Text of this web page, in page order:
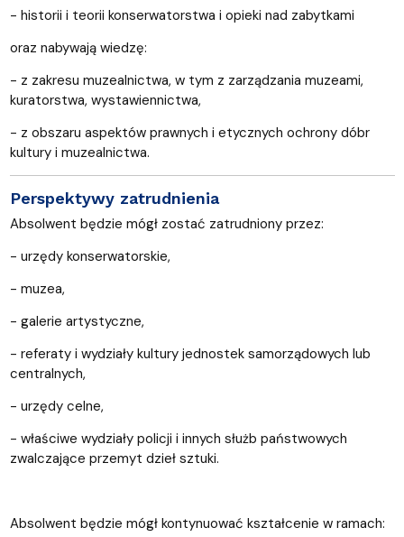
- historii i teorii konserwatorstwa i opieki nad zabytkami
oraz nabywają wiedzę:
- z zakresu muzealnictwa, w tym z zarządzania muzeami,
kuratorstwa, wystawiennictwa,
- z obszaru aspektów prawnych i etycznych ochrony dóbr
kultury i muzealnictwa.
Perspektywy zatrudnienia
Absolwent będzie mógł zostać zatrudniony przez:
- urzędy konserwatorskie,
- muzea,
- galerie artystyczne,
- referaty i wydziały kultury jednostek samorządowych lub
centralnych,
- urzędy celne,
- właściwe wydziały policji i innych służb państwowych
zwalczające przemyt dzieł sztuki.
Absolwent będzie mógł kontynuować kształcenie w ramach: